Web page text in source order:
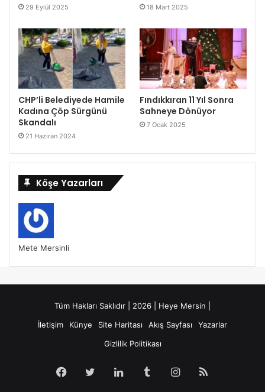
29 Eylül 2025 18 Mart 2025
CHP’li Belediyede Hamile
Kadına Çöp Sürgünü
Skandalı
21 Haziran 2024
Fındıkkıran 11 Yıl Sonra
Sahneye Dönüyor
7 Ocak 2025
Köşe Yazarları
Mete Mersinli
Tüm Hakları Saklıdır | 2026 | Heye Mersin |
İletişim
Künye Site Haritası Akış Sayfası
Yazarlar
Gizlilik Politikası
Facebook
TwitterLinkedInTumblrInstagram
RSS